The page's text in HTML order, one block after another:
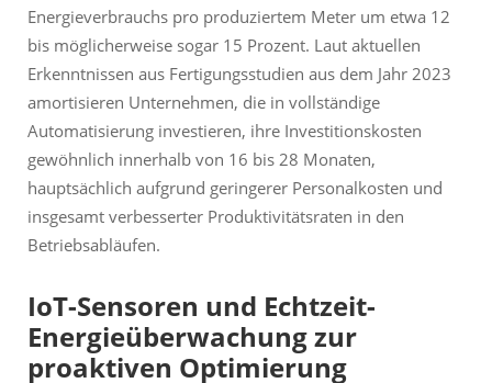
Energieverbrauchs pro produziertem Meter um etwa 12
bis möglicherweise sogar 15 Prozent. Laut aktuellen
Erkenntnissen aus Fertigungsstudien aus dem Jahr 2023
amortisieren Unternehmen, die in vollständige
Automatisierung investieren, ihre Investitionskosten
gewöhnlich innerhalb von 16 bis 28 Monaten,
hauptsächlich aufgrund geringerer Personalkosten und
insgesamt verbesserter Produktivitätsraten in den
Betriebsabläufen.
IoT-Sensoren und Echtzeit-
Energieüberwachung zur
proaktiven Optimierung